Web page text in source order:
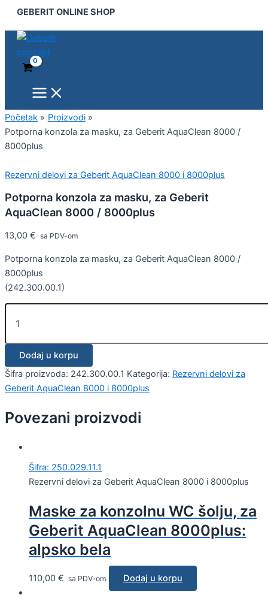
Pređi
sadržaj
GEBERIT ONLINE SHOP
Menu
Početak
Proizvodi
Potporna konzola za masku, za Geberit AquaClean 8000 /
8000plus
Rezervni delovi za Geberit AquaClean 8000 i 8000plus
Potporna konzola za masku, za Geberit
AquaClean 8000 / 8000plus
13,00 € sa PDV-om
Potporna konzola za masku, za Geberit AquaClean 8000 /
8000plus
(242.300.00.1)
konzola
za
masku,
Geberit
8000plus
količina
Dodaj u korpu
Šifra proizvoda: 242.300.00.1 Kategorija: Rezervni delovi za
Geberit AquaClean 8000 i 8000plus
Povezani proizvodi
Šifra: 250.029.11.1
Rezervni delovi za Geberit AquaClean 8000 i 8000plus
Maske za konzolnu WC šolju, za
Geberit AquaClean 8000plus:
alpsko bela
110,00 € sa PDV-om Dodaj u korpu